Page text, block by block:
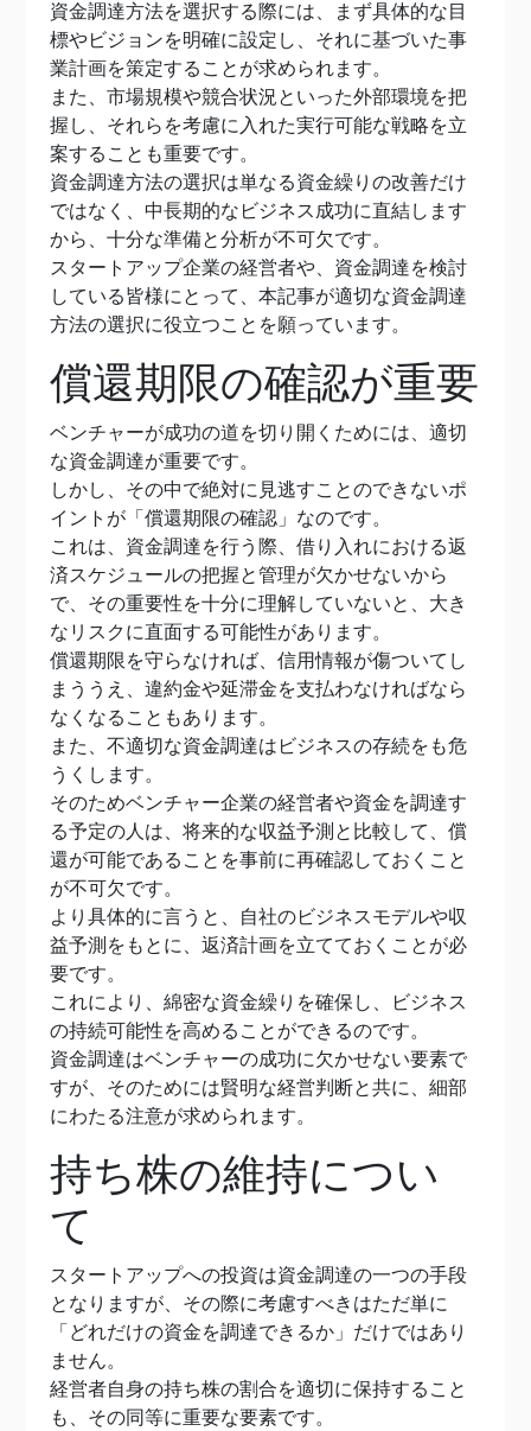
資金調達方法を選択する際には、まず具体的な目
標やビジョンを明確に設定し、それに基づいた事
業計画を策定することが求められます。
また、市場規模や競合状況といった外部環境を把
握し、それらを考慮に入れた実行可能な戦略を立
案することも重要です。
資金調達方法の選択は単なる資金繰りの改善だけ
ではなく、中長期的なビジネス成功に直結します
から、十分な準備と分析が不可欠です。
スタートアップ企業の経営者や、資金調達を検討
している皆様にとって、本記事が適切な資金調達
方法の選択に役立つことを願っています。
償還期限の確認が重要
ベンチャーが成功の道を切り開くためには、適切
な資金調達が重要です。
しかし、その中で絶対に見逃すことのできないポ
イントが「償還期限の確認」なのです。
これは、資金調達を行う際、借り入れにおける返
済スケジュールの把握と管理が欠かせないから
で、その重要性を十分に理解していないと、大き
なリスクに直面する可能性があります。
償還期限を守らなければ、信用情報が傷ついてし
まううえ、違約金や延滞金を支払わなければなら
なくなることもあります。
また、不適切な資金調達はビジネスの存続をも危
うくします。
そのためベンチャー企業の経営者や資金を調達す
る予定の人は、将来的な収益予測と比較して、償
還が可能であることを事前に再確認しておくこと
が不可欠です。
より具体的に言うと、自社のビジネスモデルや収
益予測をもとに、返済計画を立てておくことが必
要です。
これにより、綿密な資金繰りを確保し、ビジネス
の持続可能性を高めることができるのです。
資金調達はベンチャーの成功に欠かせない要素で
すが、そのためには賢明な経営判断と共に、細部
にわたる注意が求められます。
持ち株の維持につい
て
スタートアップへの投資は資金調達の一つの手段
となりますが、その際に考慮すべきはただ単に
「どれだけの資金を調達できるか」だけではあり
ません。
経営者自身の持ち株の割合を適切に保持すること
も、その同等に重要な要素です。